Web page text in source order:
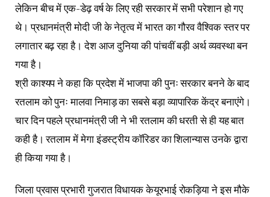
लेकिन बीच में एक-डेढ़ वर्ष के लिए रही सरकार में सभी परेशान हो गए
थे। प्रधानमंत्री मोदी जी के नेतृत्व में भारत का गौरव वैश्विक स्तर पर
लगातार बढ़ रहा है। देश आज दुनिया की पांचवीं बड़ी अर्थ व्यवस्था बन
गया है।
श्री काश्यप ने कहा कि प्रदेश में भाजपा की पुनः सरकार बनने के बाद
रतलाम को पुनः मालवा निमाड़ का सबसे बड़ा व्यापारिक केंद्र बनाएंगे।
चार दिन पहले प्रधानमंत्री जी ने भी रतलाम की धरती से ही यह बात
कही है। रतलाम में मेगा इंडस्ट्रीय कॉरिडर का शिलान्यास उनके द्वारा
ही किया गया है।
जिला प्रवास प्रभारी गुजरात विधायक केयूरभाई रोकड़िया ने इस मौके